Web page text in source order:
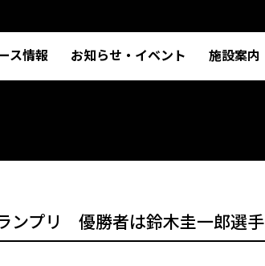
ス情報 お知らせ・イベント 施設案内
ンプリ 優勝者は鈴木圭一郎選手